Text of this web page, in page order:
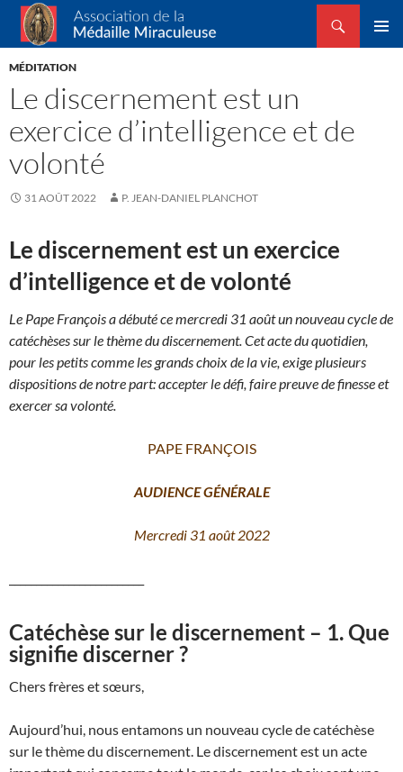
Association de la Médaille Miraculeuse
Recherche
ALLER
AU
MÉDITATION
Le discernement est un
exercice d’intelligence et de
volonté
31 AOÛT 2022 P. JEAN-DANIEL PLANCHOT
Le discernement est un exercice
d’intelligence et de volonté
Le Pape François a débuté ce mercredi 31 août un nouveau cycle de
catéchèses sur le thème du discernement. Cet acte du quotidien,
pour les petits comme les grands choix de la vie, exige plusieurs
dispositions de notre part: accepter le défi, faire preuve de finesse et
exercer sa volonté.
PAPE FRANÇOIS
AUDIENCE GÉNÉRALE
Mercredi 31 août 2022
Catéchèse sur le discernement – 1. Que
signifie discerner ?
Chers frères et sœurs,
Aujourd’hui, nous entamons un nouveau cycle de catéchèse
sur le thème du discernement. Le discernement est un acte